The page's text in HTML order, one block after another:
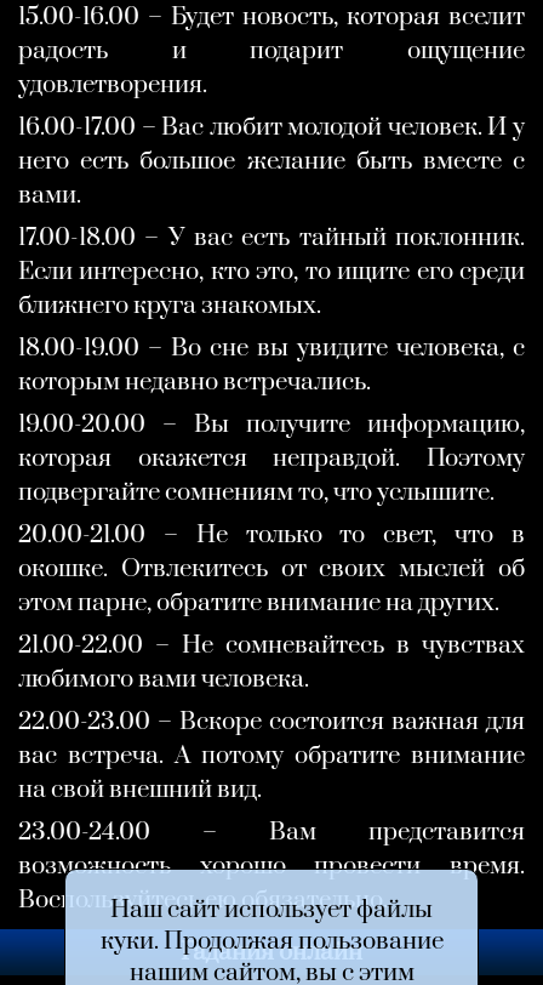
15.00-16.00 – Будет новость, которая вселит
радость и подарит ощущение
удовлетворения.
16.00-17.00 – Вас любит молодой человек. И у
него есть большое желание быть вместе с
вами.
17.00-18.00 – У вас есть тайный поклонник.
Если интересно, кто это, то ищите его среди
ближнего круга знакомых.
18.00-19.00 – Во сне вы увидите человека, с
которым недавно встречались.
19.00-20.00 – Вы получите информацию,
которая окажется неправдой. Поэтому
подвергайте сомнениям то, что услышите.
20.00-21.00 – Не только то свет, что в
окошке. Отвлекитесь от своих мыслей об
этом парне, обратите внимание на других.
21.00-22.00 – Не сомневайтесь в чувствах
любимого вами человека.
22.00-23.00 – Вскоре состоится важная для
вас встреча. А потому обратите внимание
на свой внешний вид.
23.00-24.00 – Вам представится
возможность хорошо провести время.
Воспользуйтесь ею обязательно.
Гадания онлайн
Наш сайт использует файлы
куки. Продолжая пользование
нашим сайтом, вы с этим